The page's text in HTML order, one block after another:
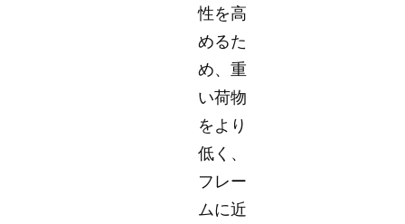
性を高
めるた
め、重
い荷物
をより
低く、
フレー
ムに近